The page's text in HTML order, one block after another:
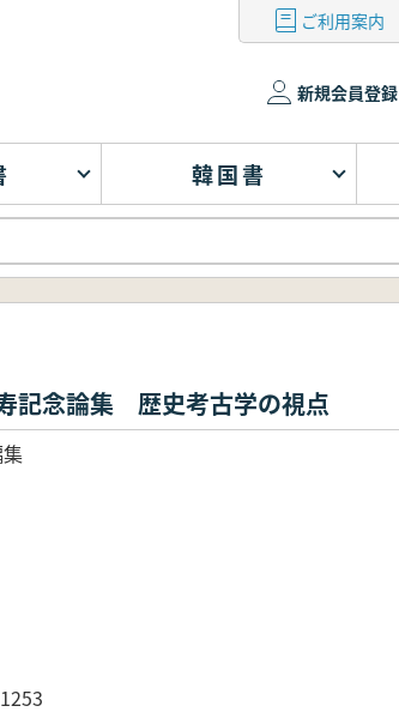
ご利用案内
新規会員登録
韓国書
記念論集 歴史考古学の視点